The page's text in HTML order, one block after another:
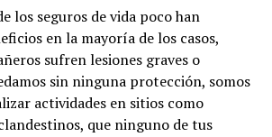
los seguros de vida poco han
en la mayoría de los casos,
sufren lesiones graves o
sin ninguna protección, somos
actividades en sitios como
que ninguno de tus